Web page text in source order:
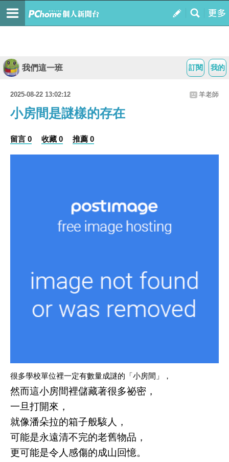
我的
訂閱
我們這一班
2025-08-22 13:02:12 羊老師
小房間是謎樣的存在
留言 0 收藏 0 推薦 0
很多學校單位裡一定有數量成謎的「小房間」，
然而這小房間裡儲藏著很多祕密，
一旦打開來，
就像潘朵拉的箱子般駭人，
可能是永遠清不完的老舊物品，
更可能是令人感傷的成山回憶。